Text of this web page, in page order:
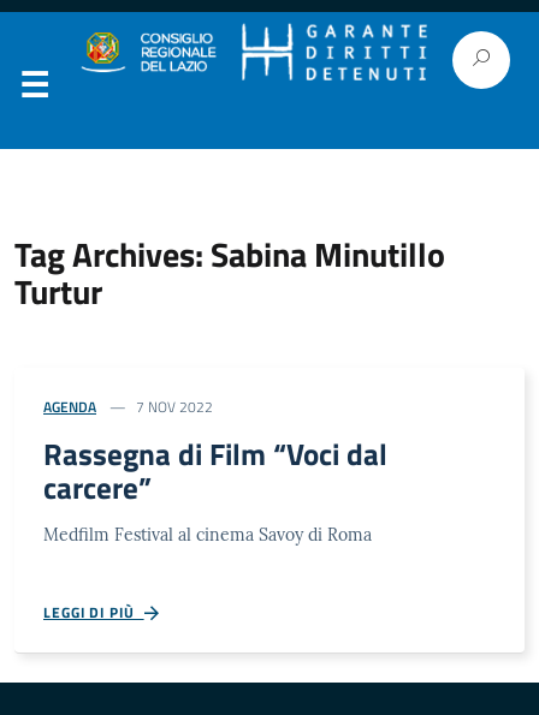
Tag Archives: Sabina Minutillo
Turtur
AGENDA 7 NOV 2022
Rassegna di Film “Voci dal
carcere”
Medfilm Festival al cinema Savoy di Roma
LEGGI DI PIÙ